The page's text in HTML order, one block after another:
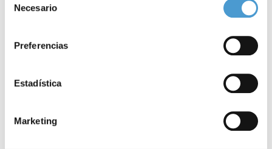
de cookies
Necesario
Preferencias
Estadística
Marketing